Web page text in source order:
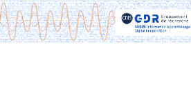
Passer
vers
le